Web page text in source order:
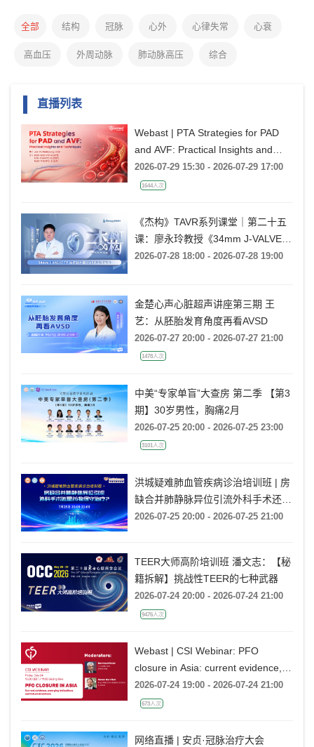
全部 结构 冠脉 心外 心律失常 心衰
高血压 外周动脉 肺动脉高压 综合
直播列表
Webast | PTA Strategies for PAD
and AVF: Practical Insights and
Techniques
2026-07-29 15:30 - 2026-07-29 17:00
1644人次
《杰构》TAVR系列课堂｜第二十五
课：廖永玲教授《34mm J-VALVE
TF 治疗超大瓣环AR的实战经验》
2026-07-28 18:00 - 2026-07-28 19:00
金楚心声心脏超声讲座第三期 王
艺：从胚胎发育角度再看AVSD
2026-07-27 20:00 - 2026-07-27 21:00
1478人次
中美“专家单盲”大查房 第二季 【第3
期】30岁男性，胸痛2月
2026-07-25 20:00 - 2026-07-25 23:00
3101人次
洪城疑难肺血管疾病诊治培训班 | 房
缺合并肺静脉异位引流外科手术还是
药物保守治疗?
2026-07-25 20:00 - 2026-07-25 21:00
TEER大师高阶培训班 潘文志：【秘
籍拆解】挑战性TEER的七种武器
2026-07-24 20:00 - 2026-07-24 21:00
9476人次
Webast | CSI Webinar: PFO
closure in Asia: current evidence,
emerging indications and future
directions
2026-07-24 19:00 - 2026-07-24 21:00
673人次
网络直播 | 安贞·冠脉治疗大会